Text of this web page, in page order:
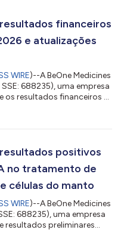
financeiros
e atualizações
WIRE)--A BeOne Medicines
688235), uma empresa
os resultados financeiros e
do segundo trimestre
de hematologia, liderada
positivos
no tratamento de
células do manto
WIRE)--A BeOne Medicines
688235), uma empresa
resultados preliminares